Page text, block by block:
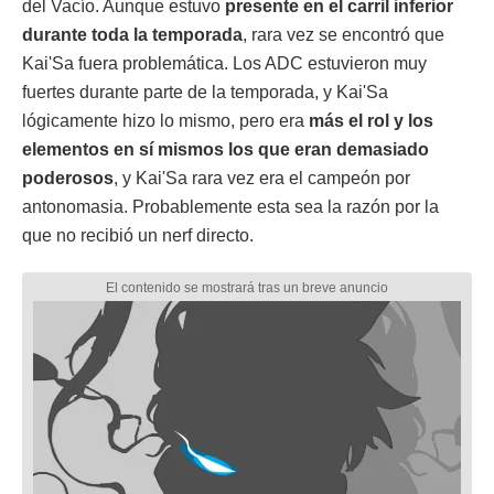
del Vacío. Aunque estuvo presente en el carril inferior
durante toda la temporada, rara vez se encontró que
Kai'Sa fuera problemática. Los ADC estuvieron muy
fuertes durante parte de la temporada, y Kai'Sa
lógicamente hizo lo mismo, pero era más el rol y los
elementos en sí mismos los que eran demasiado
poderosos, y Kai'Sa rara vez era el campeón por
antonomasia. Probablemente esta sea la razón por la
que no recibió un nerf directo.